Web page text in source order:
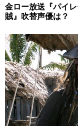
金ロー放送『パイ
賊』吹替声優は？